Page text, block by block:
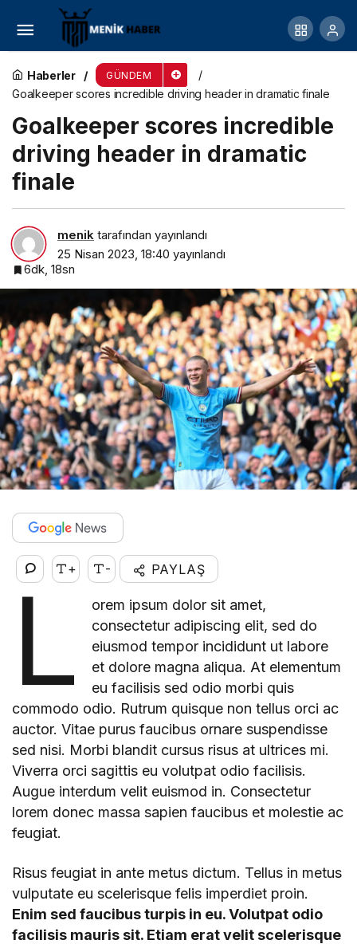
Haberler GÜNDEM
Goalkeeper scores incredible driving header in dramatic finale
Goalkeeper scores incredible
driving header in dramatic
finale
menik tarafından yayınlandı
25 Nisan 2023, 18:40 yayınlandı
6dk, 18sn
+ - PAYLAŞ
L
orem ipsum dolor sit amet,
consectetur adipiscing elit, sed do
eiusmod tempor incididunt ut labore
et dolore magna aliqua. At elementum
eu facilisis sed odio morbi quis
commodo odio. Rutrum quisque non tellus orci ac
auctor. Vitae purus faucibus ornare suspendisse
sed nisi. Morbi blandit cursus risus at ultrices mi.
Viverra orci sagittis eu volutpat odio facilisis.
Augue interdum velit euismod in. Consectetur
lorem donec massa sapien faucibus et molestie ac
feugiat.
Risus feugiat in ante metus dictum. Tellus in metus
vulputate eu scelerisque felis imperdiet proin.
Enim sed faucibus turpis in eu. Volutpat odio
facilisis mauris sit. Etiam erat velit scelerisque
She signed up to live on a cruise ship for three
years. Here’s why